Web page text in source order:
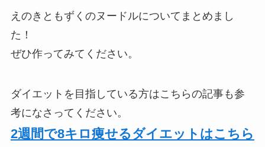
えのきともずくのヌードルについてまとめまし
た！
ぜひ作ってみてください。
ダイエットを目指している方はこちらの記事も参
考になさってください。
2週間で8キロ痩せるダイエットはこちら